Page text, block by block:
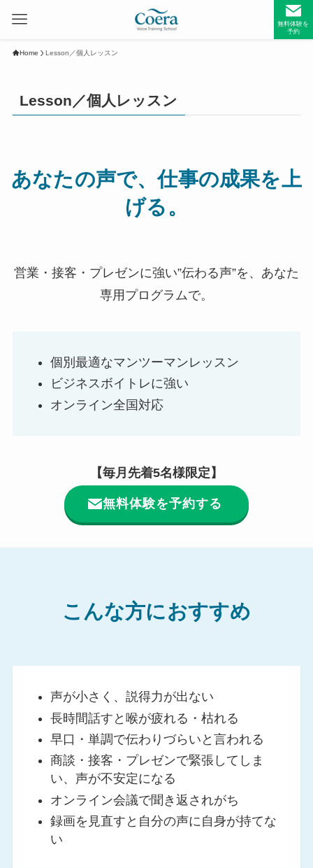
無料体験を
予約
Home Lesson／個人レッスン
Lesson／個人レッスン
あなたの声で、仕事の成果を上
げる。
営業・接客・プレゼンに強い”伝わる声”を、あなた
専用プログラムで。
個別最適なマンツーマンレッスン
ビジネスボイトレに強い
オンライン全国対応
【毎月先着5名様限定】
無料体験を予約する
こんな方におすすめ
声が小さく、説得力が出ない
長時間話すと喉が疲れる・枯れる
早口・単調で伝わりづらいと言われる
商談・接客・プレゼンで緊張してしま
い、声が不安定になる
オンライン会議で聞き返されがち
録画を見直すと自分の声に自身が持てな
い